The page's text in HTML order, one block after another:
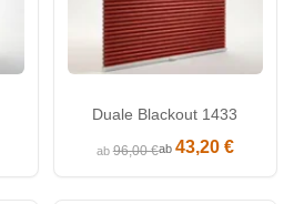
Duale Blackout 1433
ab96,00 €ab 43,20 €